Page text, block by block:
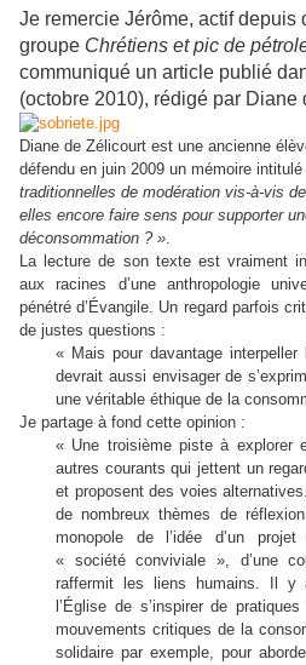
Je remercie Jérôme, actif depuis
groupe Chrétiens et pic de
communiqué un article publié
(octobre 2010), rédigé par Diane
Diane de Zélicourt est une ancienne
défendu en juin 2009 un mémoire intitulé
traditionnelles de modération vis-à-vis
elles encore faire sens pour supporter
déconsommation ? ».
La lecture de son texte est vraiment
aux racines d’une anthropologie
pénétré d’Évangile. Un regard parfois
de justes questions :
« Mais pour davantage interpeller
devrait aussi envisager de
une véritable éthique de la
Je partage à fond cette opinion :
« Une troisième piste à explorer
autres courants qui jettent un
et proposent des voies
de nombreux thèmes de
monopole de l’idée d’un
« société conviviale », d’une
raffermit les liens humains. Il y
l’Église de s’inspirer de
mouvements critiques de la
solidaire par exemple, pour